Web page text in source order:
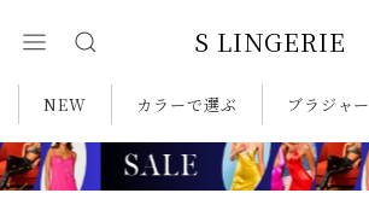
S LINGERIE
NEW カラーで選ぶ ブラジャー